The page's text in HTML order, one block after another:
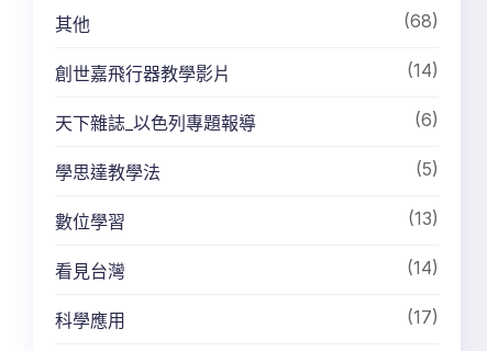
其他 (68)
創世嘉飛行器教學影片 (14)
天下雜誌_以色列專題報導 (6)
學思達教學法 (5)
數位學習 (13)
看見台灣 (14)
科學應用 (17)